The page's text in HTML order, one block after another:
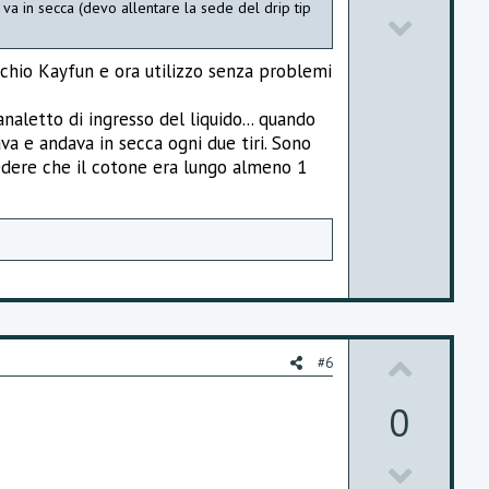
in secca (devo allentare la sede del drip tip
Kayfun e ora utilizzo senza problemi
di ingresso del liquido... quando
e andava in secca ogni due tiri. Sono
che il cotone era lungo almeno 1
e
#6
0